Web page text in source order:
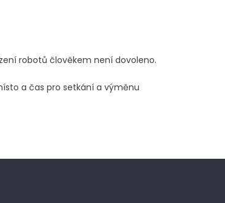
robotů člověkem není dovoleno.
a čas pro setkání a výměnu